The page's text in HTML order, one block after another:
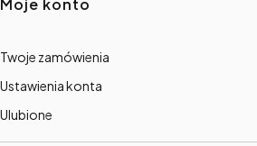
Moje konto
Twoje zamówienia
Ustawienia konta
Ulubione